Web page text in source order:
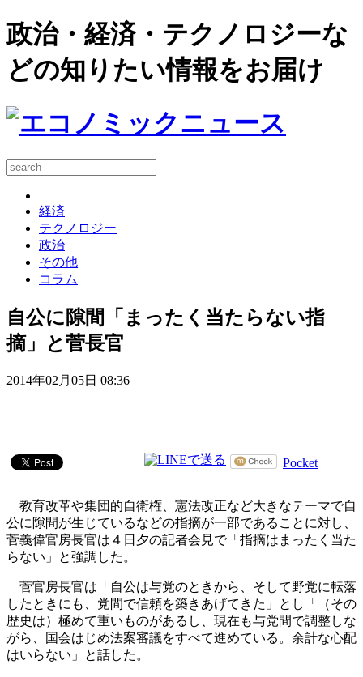
政治・経済・テクノロジーな
どの知りたい情報をお届け
経済
テクノロジー
政治
その他
コラム
自公に隙間「まったく当たらない指
摘」と菅長官
2014年02月05日 08:36
Pocket
教育改革や集団的自衛権、憲法改正など大きなテーマで自
公に隙間が生じているなどの指摘が一部であることに対し、
菅義偉官房長官は４日夕の記者会見で「指摘はまったく当た
らない」と強調した。
菅官房長官は「自公は与党のときから、そして野党に転落
したときにも、党間で信頼を築きあげてきた」とし「（その
歴史は）極めて重いものがあるし、現在も与党間で調整しな
がら、国会はじめ法案審議をすべて進めている。余計な心配
はいらない」と話した。